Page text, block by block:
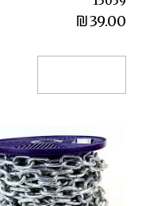
₪39.00